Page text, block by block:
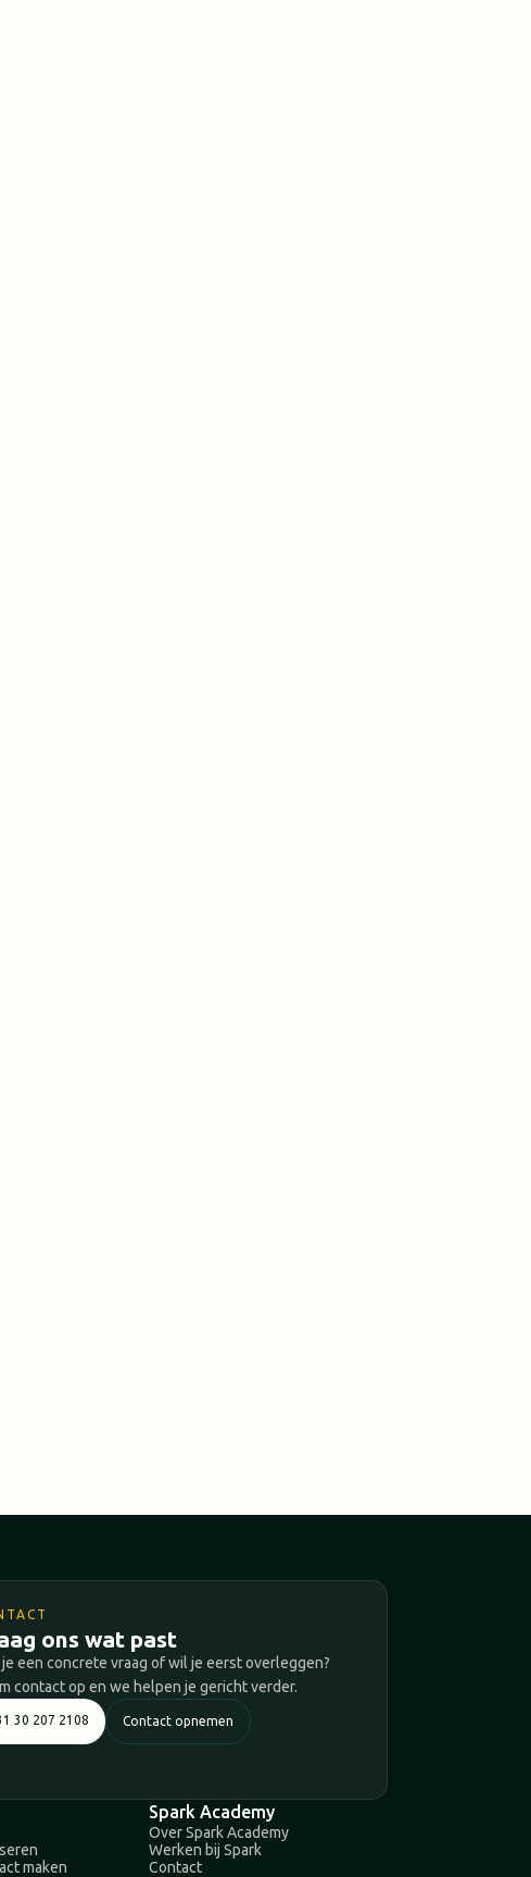
ons wat past
je een concrete vraag of wil je eerst overleggen?
contact op en we helpen je gericht verder.
30 207 2108 Contact opnemen
maken
Spark Academy
Over Spark Academy
Werken bij Spark
Contact